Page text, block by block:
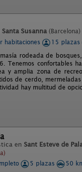
Santa Susanna (Barcelona)
habitaciones
15 plazas
rodeada de
Tenemos confortables
y amplia zona de
de cerdo,
hay multitud de
en Sant Esteve de
5 plazas
50